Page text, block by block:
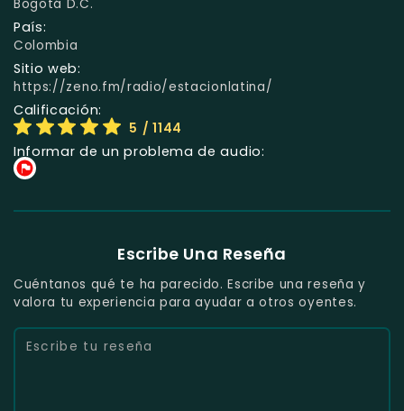
Bogotá D.C.
País:
Colombia
Sitio web:
https://zeno.fm/radio/estacionlatina/
Calificación:
5 / 1144
Informar de un problema de audio:
Escribe Una Reseña
Cuéntanos qué te ha parecido. Escribe una reseña y
valora tu experiencia para ayudar a otros oyentes.